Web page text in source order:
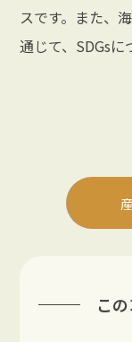
スです。また、
通じて、SDGsに
こ